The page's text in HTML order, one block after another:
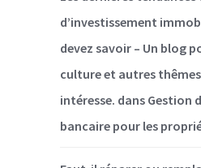
d’investissement
devez savoir – Un blog
culture et autres
intéresse. dans Gestion
bancaire pour les